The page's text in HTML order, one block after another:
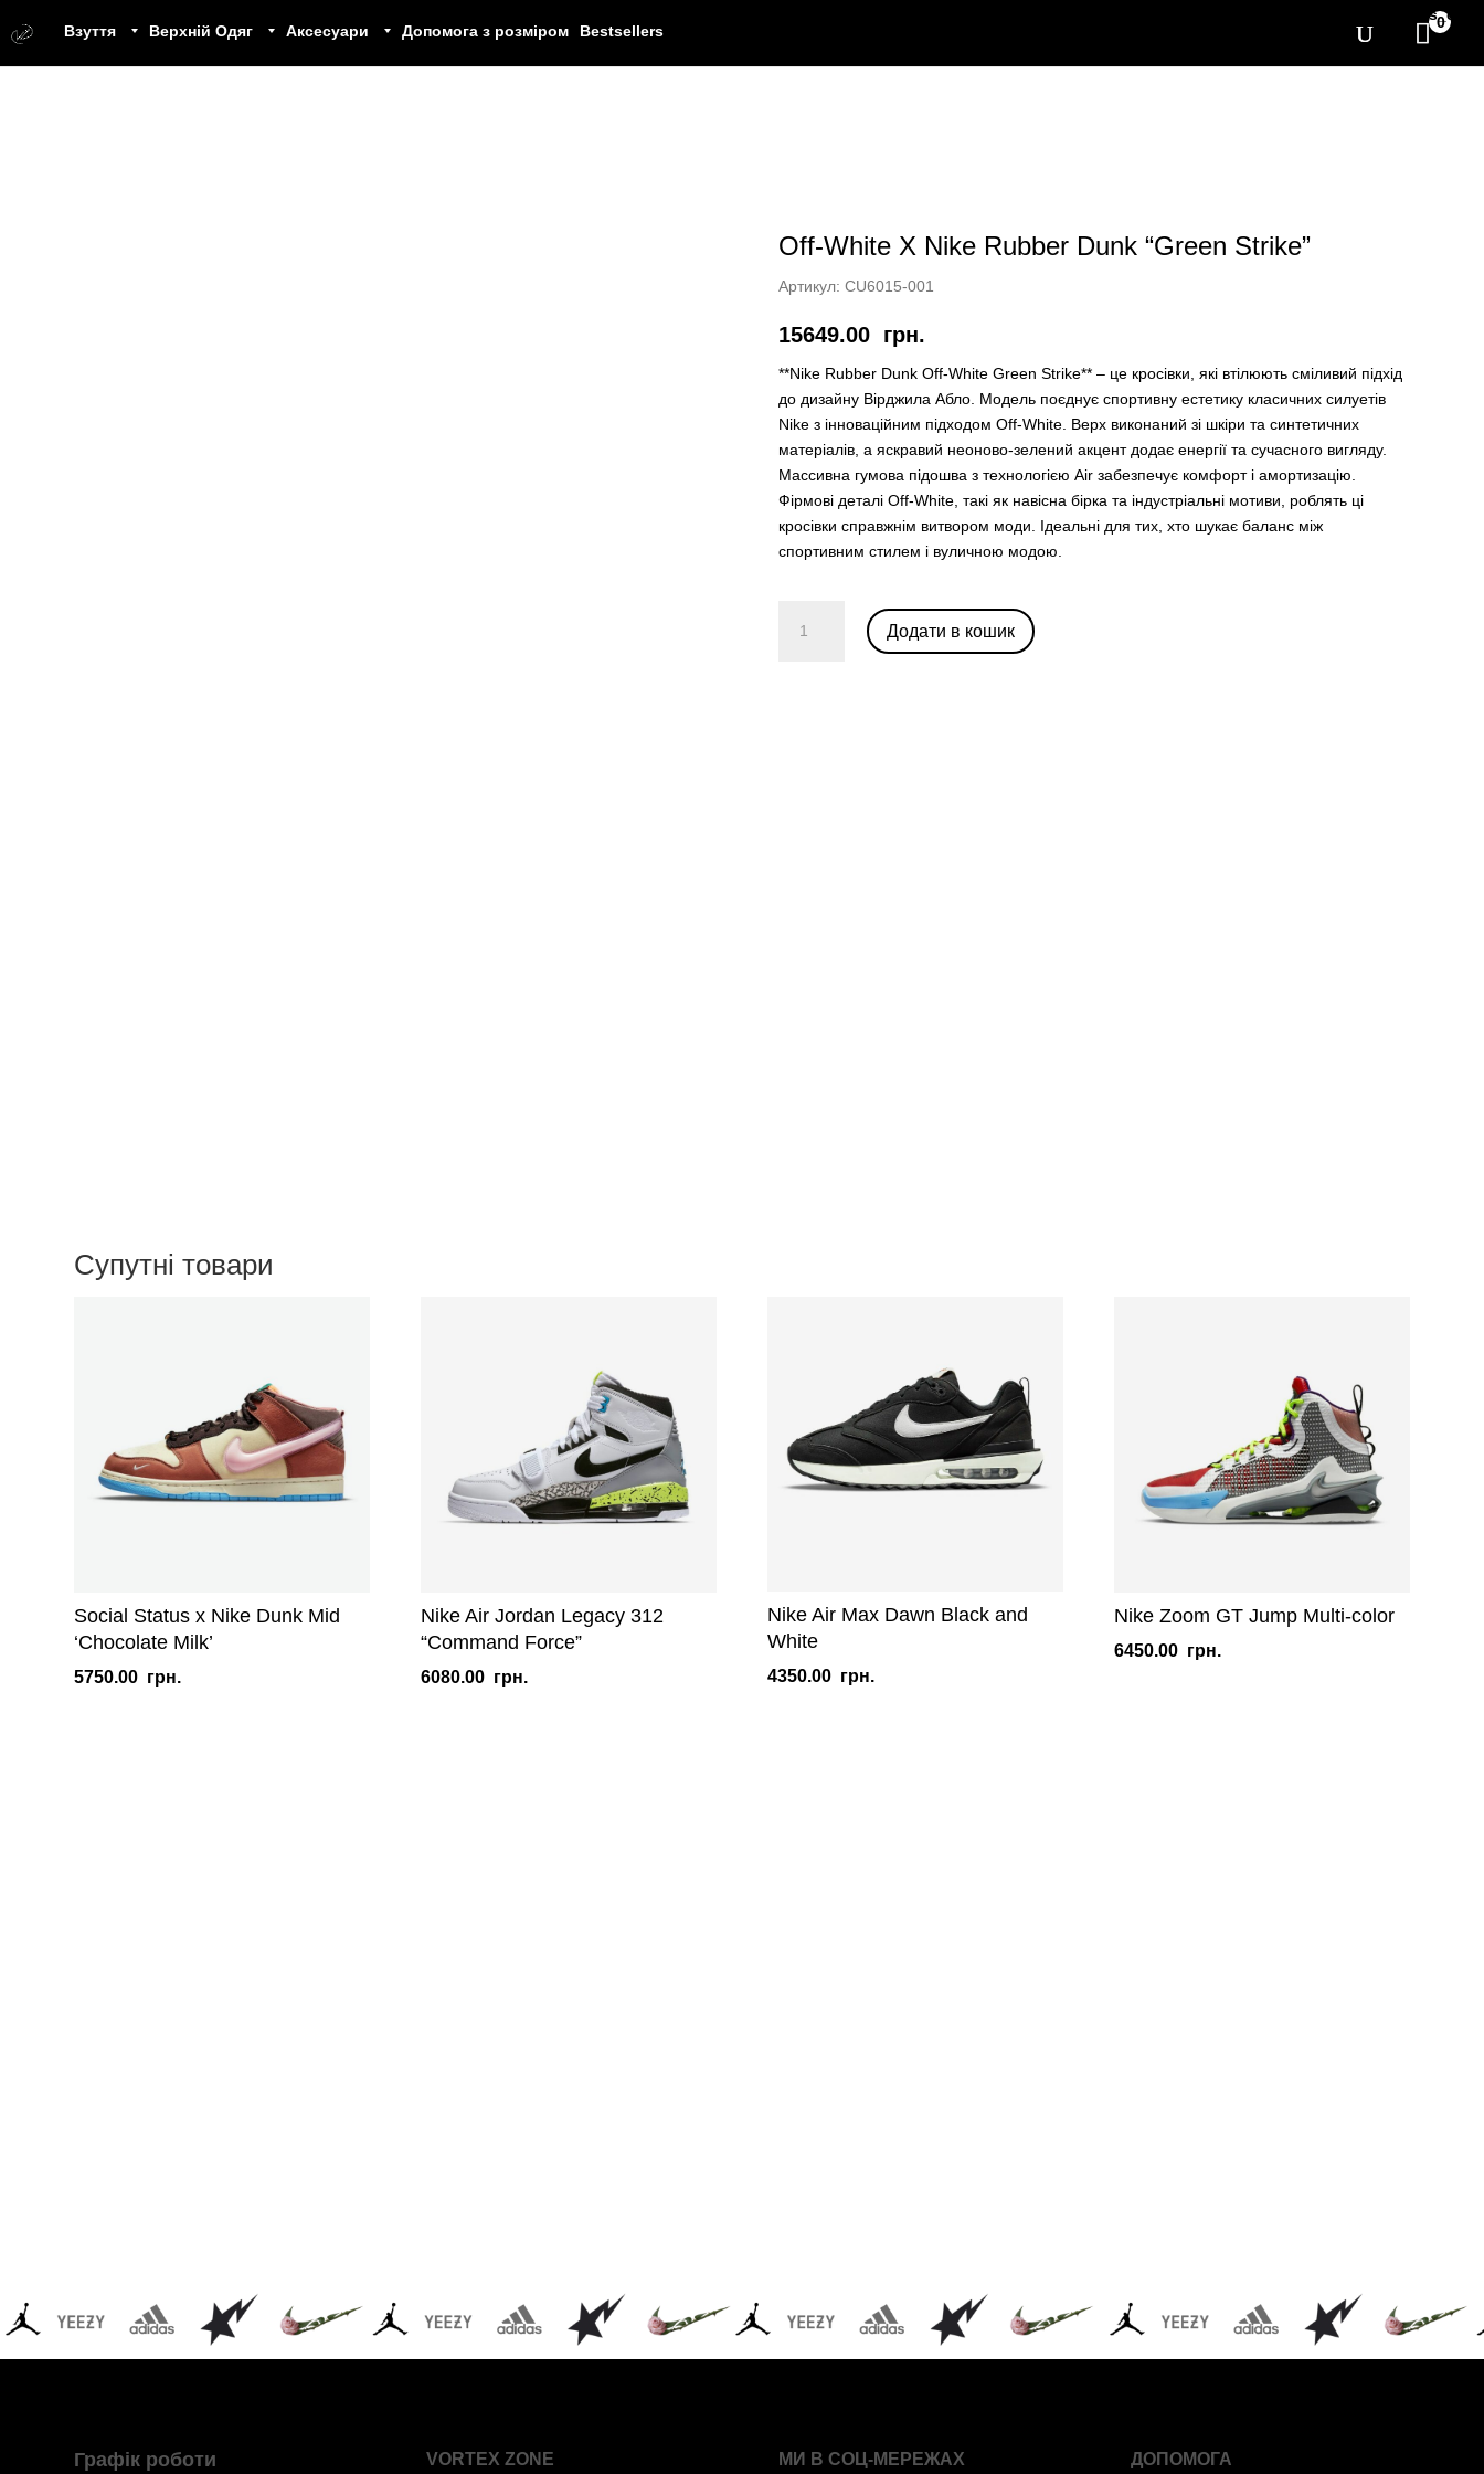
Взуття Верхній Одяг Аксесуари Допомога з розміром Bestsellers 0
Off-White X Nike Rubber Dunk “Green Strike”
Артикул:CU6015-001
15649.00 грн.
**Nike Rubber Dunk Off-White Green Strike** – це кросівки, які втілюють сміливий підхід
до дизайну Вірджила Абло. Модель поєднує спортивну естетику класичних силуетів
Nike з інноваційним підходом Off-White. Верх виконаний зі шкіри та синтетичних
матеріалів, а яскравий неоново-зелений акцент додає енергії та сучасного вигляду.
Массивна гумова підошва з технологією Air забезпечує комфорт і амортизацію.
Фірмові деталі Off-White, такі як навісна бірка та індустріальні мотиви, роблять ці
кросівки справжнім витвором моди. Ідеальні для тих, хто шукає баланс між
спортивним стилем і вуличною модою.
White
Додати в кошик
Супутні товари
Social Status x Nike Dunk Mid
‘Chocolate Milk’
5750.00 грн.
Nike Air Jordan Legacy 312
“Command Force”
6080.00 грн.
Nike Air Max Dawn Black and
White
4350.00 грн.
Nike Zoom GT Jump Multi-color
6450.00 грн.
Графік роботи VORTEX ZONE МИ В СОЦ-МЕРЕЖАХ ДОПОМОГА